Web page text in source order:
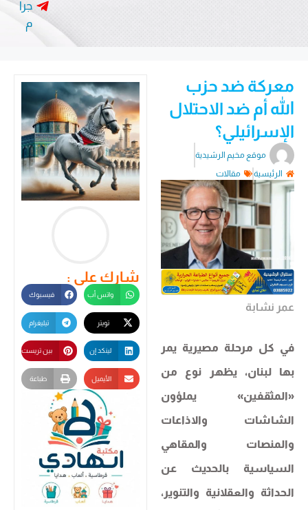
جرا
م
معركة ضد حزب
الله أم ضد الاحتلال
الإسرائيلي؟
موقع مخيم الرشيدية
الرئيسية
مقالات
عمر نشابة
في كل مرحلة مصيرية يمر
بها لبنان، يظهر نوع من
«المثقفين» يملؤون
الشاشات والاذاعات
والمنصات والمقاهي
السياسية بالحديث عن
الحداثة والعقلانية والتنوير،
شارك على :
واتس أب فيسبوك
تيليغرام
لينكد إن بين تريست
الأيميل طباعة